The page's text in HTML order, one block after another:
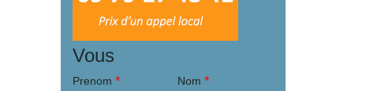
Vous
Prenom * Nom *